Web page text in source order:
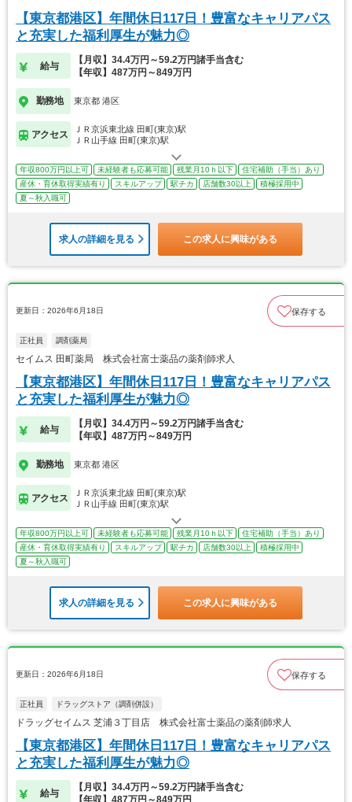
【東京都港区】年間休日117日！豊富なキャリアパス
と充実した福利厚生が魅力◎
給与
【月収】34.4万円～59.2万円諸手当含む
【年収】487万円～849万円
勤務地 東京都 港区
アクセス
ＪＲ京浜東北線 田町(東京)駅
ＪＲ山手線 田町(東京)駅
年収800万円以上可 未経験者も応募可能 残業月10ｈ以下
住宅補助（手当）あり
産休・育休取得実績有り
スキルアップ 駅チカ 店舗数30以上
積極採用中
夏～秋入職可
求人の詳細を見る この求人に興味がある
更新日：2026年6月18日 保存する
正社員 調剤薬局
セイムス 田町薬局 株式会社富士薬品の薬剤師求人
【東京都港区】年間休日117日！豊富なキャリアパス
と充実した福利厚生が魅力◎
給与
【月収】34.4万円～59.2万円諸手当含む
【年収】487万円～849万円
勤務地 東京都 港区
アクセス
ＪＲ京浜東北線 田町(東京)駅
ＪＲ山手線 田町(東京)駅
年収800万円以上可 未経験者も応募可能 残業月10ｈ以下
住宅補助（手当）あり
産休・育休取得実績有り
スキルアップ 駅チカ 店舗数30以上
積極採用中
夏～秋入職可
求人の詳細を見る この求人に興味がある
更新日：2026年6月18日 保存する
正社員 ドラッグストア（調剤併設）
ドラッグセイムス 芝浦３丁目店 株式会社富士薬品の薬剤師求人
【東京都港区】年間休日117日！豊富なキャリアパス
と充実した福利厚生が魅力◎
給与
【月収】34.4万円～59.2万円諸手当含む
【年収】487万円～849万円